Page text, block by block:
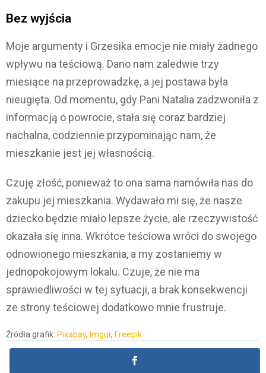
Bez wyjścia
Moje argumenty i Grzesika emocje nie miały żadnego
wpływu na teściową. Dano nam zaledwie trzy
miesiące na przeprowadzkę, a jej postawa była
nieugięta. Od momentu, gdy Pani Natalia zadzwoniła z
informacją o powrocie, stała się coraz bardziej
nachalna, codziennie przypominając nam, że
mieszkanie jest jej własnością.
Czuję złość, ponieważ to ona sama namówiła nas do
zakupu jej mieszkania. Wydawało mi się, że nasze
dziecko będzie miało lepsze życie, ale rzeczywistość
okazała się inna. Wkrótce teściowa wróci do swojego
odnowionego mieszkania, a my zostaniemy w
jednopokojowym lokalu. Czuje, że nie ma
sprawiedliwości w tej sytuacji, a brak konsekwencji
ze strony teściowej dodatkowo mnie frustruje.
Źródła grafik: Pixabay, Imgur, Freepik